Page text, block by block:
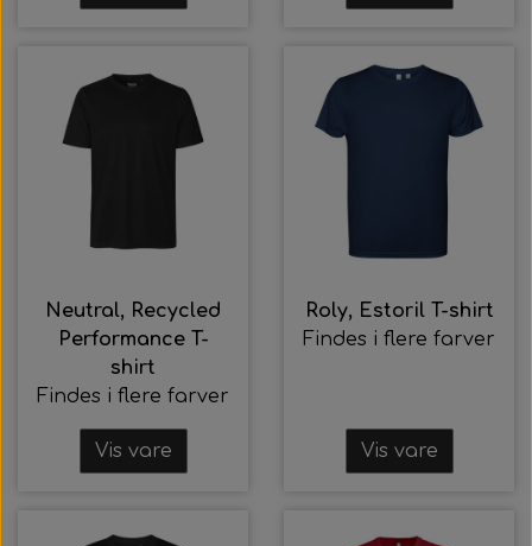
Neutral, Recycled
Performance T-
shirt
Findes i flere farver
Vis vare
Roly, Estoril T-shirt
Findes i flere farver
Vis vare